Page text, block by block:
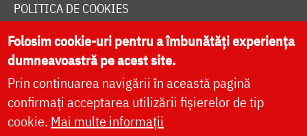
POLITICA DE COOKIES
DONEAZĂ ONLINE PENTRU CATEDRALA NAȚIONALĂ
LIVE
Folosim cookie-uri pentru a îmbunătăți experiența
dumneavoastră pe acest site.
Prin continuarea navigării în această pagină
confirmați acceptarea utilizării fișierelor de tip
cookie. Mai multe informații